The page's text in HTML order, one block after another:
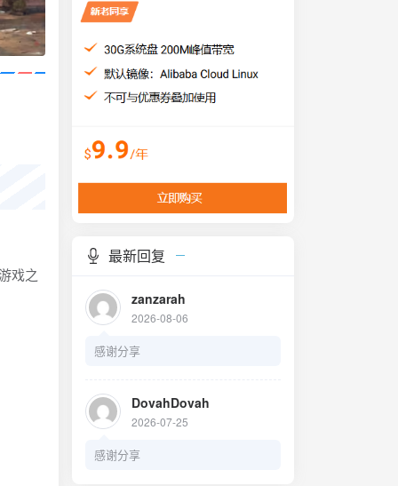
戏之
最新回复
zanzarah
2026-08-06
感谢分享
DovahDovah
2026-07-25
感谢分享